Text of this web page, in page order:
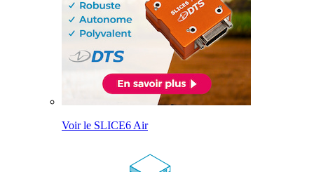
Voir le SLICE6 Air